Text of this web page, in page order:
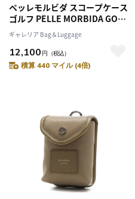
ペッレモルビダ スコープケース
ゴルフ PELLE MORBIDA GOLF
スコープボックス 計測器 距離
計 ケース ポーチ スコープボッ
クスポーチ 撥水 軽量 ブランド
メンズ レディース PG008
ギャレリア Bag＆Luggage
12,100 円 （税込）
積算 440 マイル (4倍)